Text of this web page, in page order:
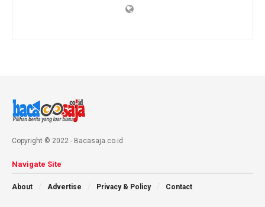
Copyright © 2022 - Bacasaja.co.id
Navigate Site
About Advertise Privacy & Policy Contact